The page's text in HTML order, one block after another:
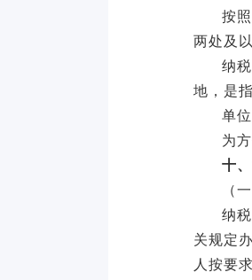
按
两处及
纳
地，是指
单
为
十
（
纳
关规定
人按要